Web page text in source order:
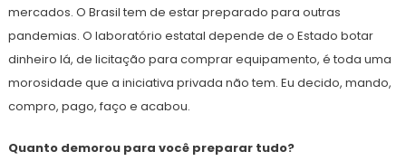
mercados. O Brasil tem de estar preparado para outras
pandemias. O laboratório estatal depende de o Estado botar
dinheiro lá, de licitação para comprar equipamento, é toda uma
morosidade que a iniciativa privada não tem. Eu decido, mando,
compro, pago, faço e acabou.
Quanto demorou para você preparar tudo?